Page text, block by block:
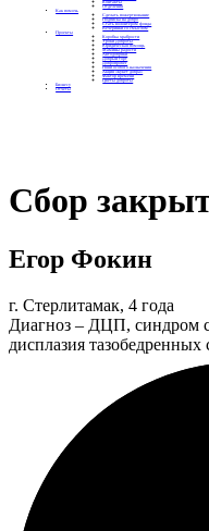
Контакты
Отделения
Как помочь
Сделать пожертвование
Подписка на добро
Стать волонтером фонда
Вечеринки со смыслом
Проекты
Коробка храбрости
Уроки Доброты
Юридическая помощь
Мамины радости
Автодобряки
Добрый торт
Добропробег
Няни особого назначения
Акция «Букет добра»
Фактор времени
Цветы доброты
Бизнесу
Отчеты
Сбор
Егор Фокин
г. Стерлитамак, 4 года
Диагноз – ДЦП, синдром
дисплазия тазобедренных